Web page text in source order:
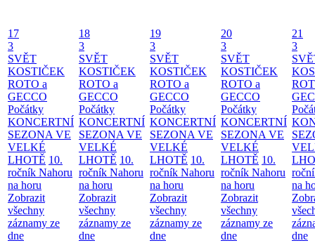
17
3
SVĚT
KOSTIČEK
ROTO a
GECCO
Počátky
KONCERTNÍ
SEZONA VE
VELKÉ
LHOTĚ 10.
ročník Nahoru
na horu
Zobrazit
všechny
záznamy ze
dne
18
3
SVĚT
KOSTIČEK
ROTO a
GECCO
Počátky
KONCERTNÍ
SEZONA VE
VELKÉ
LHOTĚ 10.
ročník Nahoru
na horu
Zobrazit
všechny
záznamy ze
dne
19
3
SVĚT
KOSTIČEK
ROTO a
GECCO
Počátky
KONCERTNÍ
SEZONA VE
VELKÉ
LHOTĚ 10.
ročník Nahoru
na horu
Zobrazit
všechny
záznamy ze
dne
20
3
SVĚT
KOSTIČEK
ROTO a
GECCO
Počátky
KONCERTNÍ
SEZONA VE
VELKÉ
LHOTĚ 10.
ročník Nahoru
na horu
Zobrazit
všechny
záznamy ze
dne
21
3
na
dne